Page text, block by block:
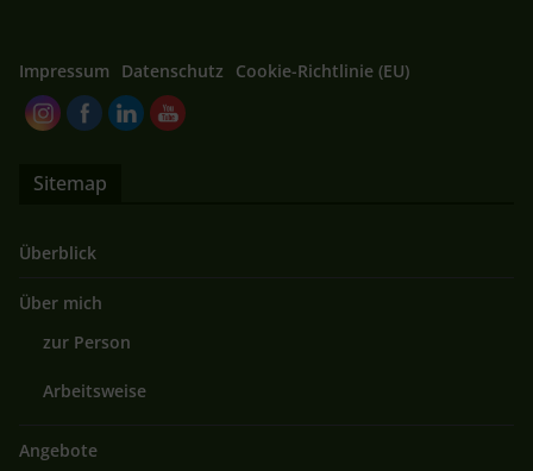
Impressum Datenschutz Cookie-Richtlinie (EU)
Sitemap
Überblick
Über mich
zur Person
Arbeitsweise
Angebote